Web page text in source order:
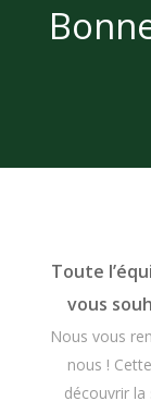
Toute
vous
Nous vous
nous !
découvrir